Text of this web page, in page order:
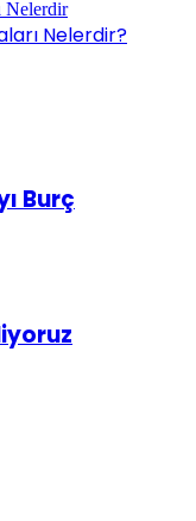
Nelerdir?
Burç